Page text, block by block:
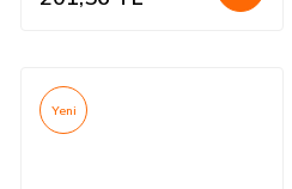
Yeni